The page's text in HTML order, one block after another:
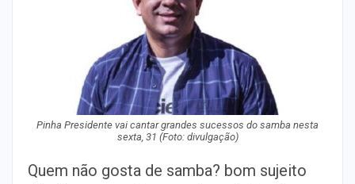
Pinha Presidente vai cantar grandes sucessos do samba nesta
sexta, 31 (Foto: divulgação)
Quem não gosta de samba? bom sujeito